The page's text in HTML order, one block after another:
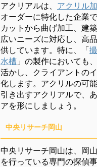
アクリアルは、 アクリル
オーダーに特化した企業
カットから曲げ加工、建
広いニーズに対応し、高
供しています。特に、「
水槽 」の製作においても
活かし、クライアントの
化します。アクリルの可
引き出すアクリアルで、
アを形にしましょう。
中央リサーチ岡山
中央リサーチ岡山は、岡
を行っている専門の探偵